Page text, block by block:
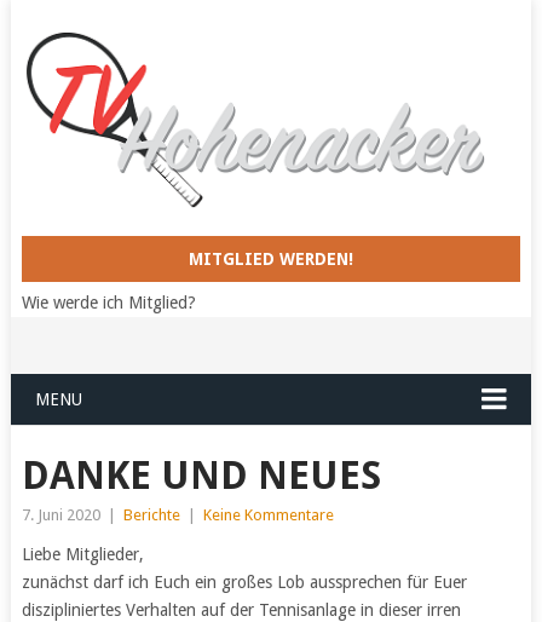
MITGLIED WERDEN!
Wie werde ich Mitglied?
MENU
DANKE UND NEUES
7. Juni 2020 Berichte Keine Kommentare
Liebe Mitglieder,
zunächst darf ich Euch ein großes Lob aussprechen für Euer
diszipliniertes Verhalten auf der Tennisanlage in dieser irren